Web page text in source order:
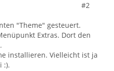
#2
"Theme" gesteuert.
Extras. Dort den
installieren. Vielleicht ist ja
:).